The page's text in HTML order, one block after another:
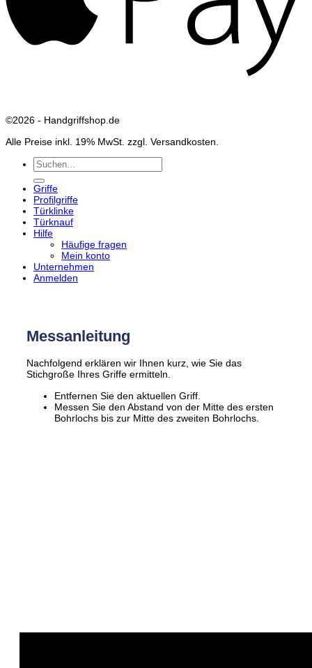
©2026 - Handgriffshop.de
Alle Preise inkl. 19% MwSt. zzgl. Versandkosten.
Suchen
nach:
Griffe
Profilgriffe
Türklinke
Türknauf
Hilfe
Häufige fragen
Mein konto
Unternehmen
Anmelden
Messanleitung
Nachfolgend erklären wir Ihnen kurz, wie Sie das
Stichgroße Ihres Griffe ermitteln.
Entfernen Sie den aktuellen Griff.
Messen Sie den Abstand von der Mitte des ersten
Bohrlochs bis zur Mitte des zweiten Bohrlochs.